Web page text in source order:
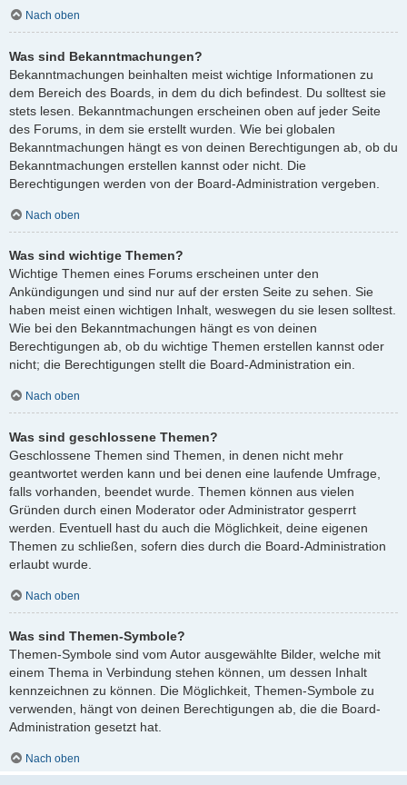
Nach oben
Was sind Bekanntmachungen?
Bekanntmachungen beinhalten meist wichtige Informationen zu
dem Bereich des Boards, in dem du dich befindest. Du solltest sie
stets lesen. Bekanntmachungen erscheinen oben auf jeder Seite
des Forums, in dem sie erstellt wurden. Wie bei globalen
Bekanntmachungen hängt es von deinen Berechtigungen ab, ob du
Bekanntmachungen erstellen kannst oder nicht. Die
Berechtigungen werden von der Board-Administration vergeben.
Nach oben
Was sind wichtige Themen?
Wichtige Themen eines Forums erscheinen unter den
Ankündigungen und sind nur auf der ersten Seite zu sehen. Sie
haben meist einen wichtigen Inhalt, weswegen du sie lesen solltest.
Wie bei den Bekanntmachungen hängt es von deinen
Berechtigungen ab, ob du wichtige Themen erstellen kannst oder
nicht; die Berechtigungen stellt die Board-Administration ein.
Nach oben
Was sind geschlossene Themen?
Geschlossene Themen sind Themen, in denen nicht mehr
geantwortet werden kann und bei denen eine laufende Umfrage,
falls vorhanden, beendet wurde. Themen können aus vielen
Gründen durch einen Moderator oder Administrator gesperrt
werden. Eventuell hast du auch die Möglichkeit, deine eigenen
Themen zu schließen, sofern dies durch die Board-Administration
erlaubt wurde.
Nach oben
Was sind Themen-Symbole?
Themen-Symbole sind vom Autor ausgewählte Bilder, welche mit
einem Thema in Verbindung stehen können, um dessen Inhalt
kennzeichnen zu können. Die Möglichkeit, Themen-Symbole zu
verwenden, hängt von deinen Berechtigungen ab, die die Board-
Administration gesetzt hat.
Nach oben